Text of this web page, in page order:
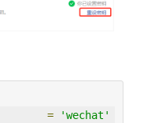
=
'wechat'